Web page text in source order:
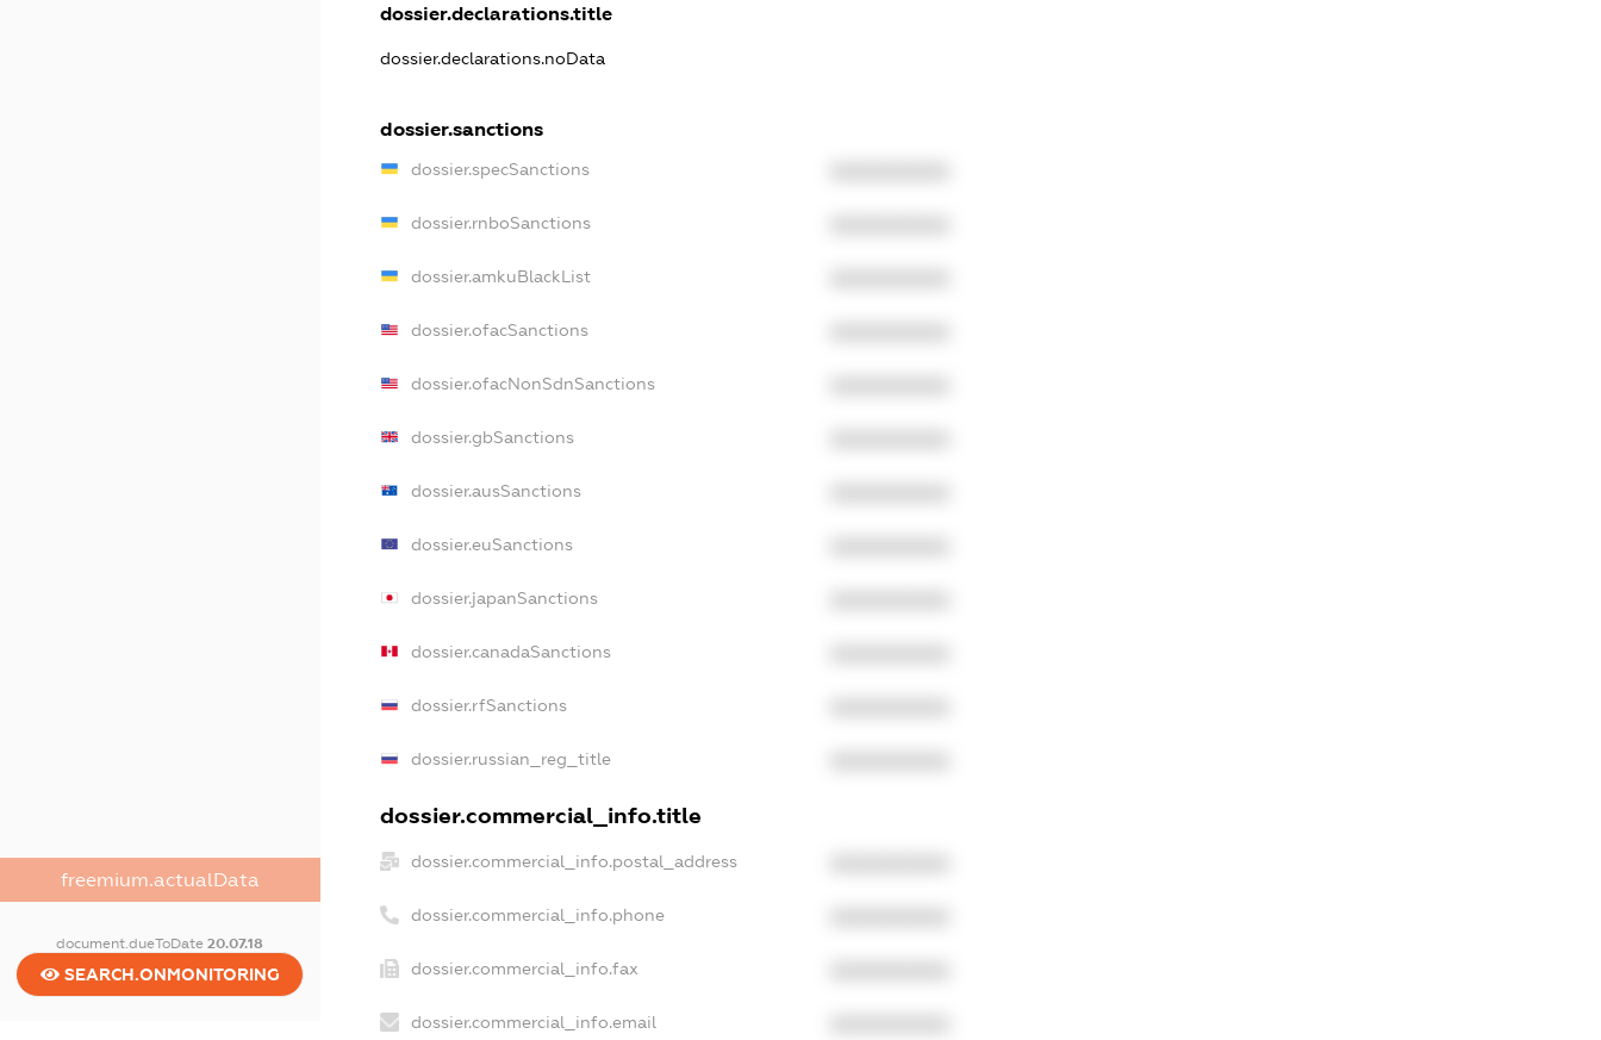
freemium.actualData
document.dueToDate20.07.18
SEARCH.ONMONITORING
dossier.declarations.title
dossier.declarations.noData
dossier.sanctions
dossier.specSanctions
dossier.rnboSanctions
dossier.amkuBlackList
dossier.ofacSanctions
dossier.ofacNonSdnSanctions
dossier.gbSanctions
dossier.ausSanctions
dossier.euSanctions
dossier.japanSanctions
dossier.canadaSanctions
dossier.rfSanctions
dossier.russian_reg_title
dossier.commercial_info.title
dossier.commercial_info.postal_address
dossier.commercial_info.phone
dossier.commercial_info.fax
dossier.commercial_info.email